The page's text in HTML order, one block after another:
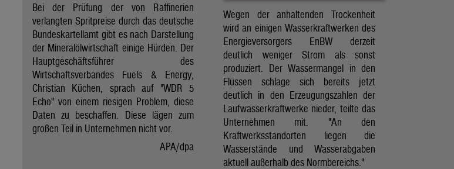
Bei der Prüfung der von Raffinerien
verlangten Spritpreise durch das deutsche
Bundeskartellamt gibt es nach Darstellung
der Mineralölwirtschaft einige Hürden. Der
Hauptgeschäftsführer des
Wirtschaftsverbandes Fuels & Energy,
Christian Küchen, sprach auf "WDR 5
Echo" von einem riesigen Problem, diese
Daten zu beschaffen. Diese lägen zum
großen Teil in Unternehmen nicht vor.
APA/dpa
Wegen der anhaltenden Trockenheit
wird an einigen Wasserkraftwerken des
Energieversorgers EnBW derzeit
deutlich weniger Strom als sonst
produziert. Der Wassermangel in den
Flüssen schlage sich bereits jetzt
deutlich in den Erzeugungszahlen der
Laufwasserkraftwerke nieder, teilte das
Unternehmen mit. "An den
Kraftwerksstandorten liegen die
Wasserstände und Wasserabgaben
aktuell außerhalb des Normbereichs."